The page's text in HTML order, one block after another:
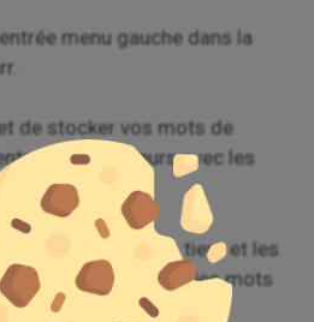
menu gauche dans la
de stocker vos mots de
collaborateurs avec les
sur les fiches tiers et les
module) pour gérer les mots